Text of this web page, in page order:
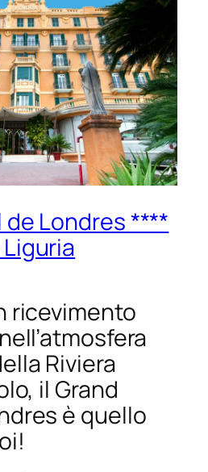
de Londres ****
ricevimento
Riviera
il Grand
è quello